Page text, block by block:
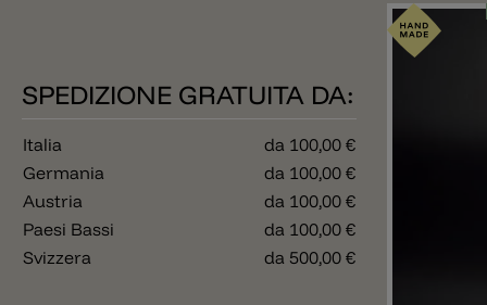
SPEDIZIONE GRATUITA DA:
Italia
da 100,00 €
Germania
da 100,00 €
Austria
da 100,00 €
Paesi Bassi
da 100,00 €
Svizzera
da 500,00 €
piede è
spostare
colore di